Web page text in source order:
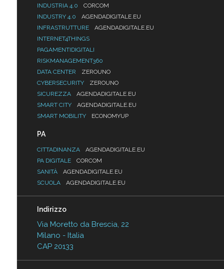
INDUSTRIA 4.0
CORCOM
INDUSTRY 4.0
AGENDADIGITALE.EU
INFRASTRUTTURE
AGENDADIGITALE.EU
INTERNET4THINGS
PAGAMENTIDIGITALI
RISKMANAGEMENT360
DATA CENTER
ZEROUNO
CYBERSECURITY
ZEROUNO
SICUREZZA
AGENDADIGITALE.EU
SMART CITY
AGENDADIGITALE.EU
SMART MOBILITY
ECONOMYUP
PA
CITTADINANZA
AGENDADIGITALE.EU
PA DIGITALE
CORCOM
SANITÀ
AGENDADIGITALE.EU
SCUOLA
AGENDADIGITALE.EU
Indirizzo
Via Moretto da Brescia, 22
Milano - Italia
CAP 20133